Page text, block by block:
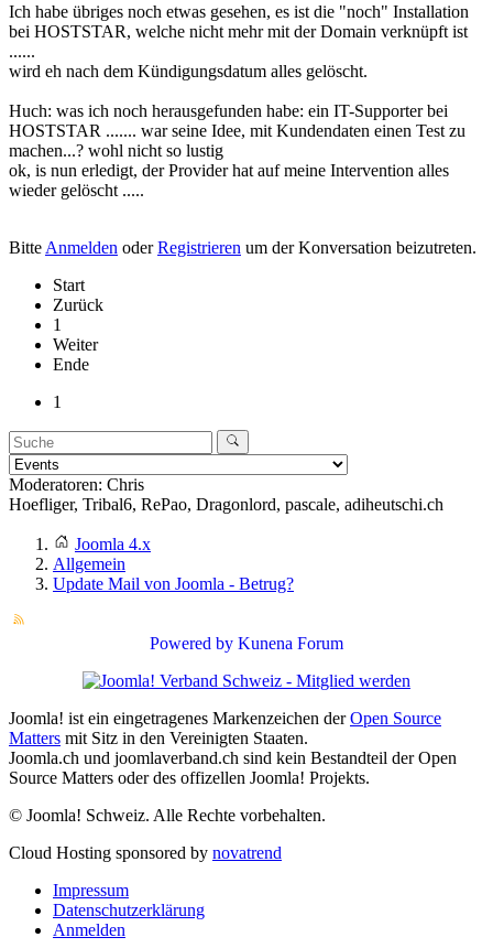
Ich habe übriges noch etwas gesehen, es ist die "noch" Installation
bei HOSTSTAR, welche nicht mehr mit der Domain verknüpft ist
......
wird eh nach dem Kündigungsdatum alles gelöscht.
Huch: was ich noch herausgefunden habe: ein IT-Supporter bei
HOSTSTAR ....... war seine Idee, mit Kundendaten einen Test zu
machen...? wohl nicht so lustig
ok, is nun erledigt, der Provider hat auf meine Intervention alles
wieder gelöscht .....
Bitte Anmelden oderRegistrieren um der Konversation beizutreten.
Start
Zurück
1
Weiter
Ende
1
Moderatoren: Chris
Hoefliger, Tribal6, RePao, Dragonlord, pascale, adiheutschi.ch
Joomla 4.x
Allgemein
Update Mail von Joomla - Betrug?
Powered by Kunena Forum
Joomla! ist ein eingetragenes Markenzeichen derOpen Source
Matters mit Sitz in den Vereinigten Staaten.
Joomla.ch und joomlaverband.ch sind kein Bestandteil der Open
Source Matters oder des offizellen Joomla! Projekts.
© Joomla! Schweiz. Alle Rechte vorbehalten.
Cloud Hosting sponsored by novatrend
Impressum
Datenschutzerklärung
Anmelden